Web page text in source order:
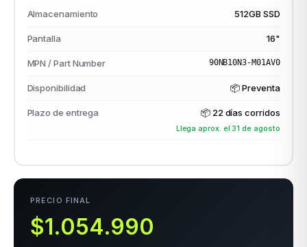
→
Almacenamiento 512GB SSD
Pantalla 16"
MPN / Part Number 90NB10N3-M01AV0
Disponibilidad 📦 Preventa
Plazo de entrega 📦 22 días corridos
Llega aprox. el 31 de agosto
PRECIO FINAL
$1.054.990